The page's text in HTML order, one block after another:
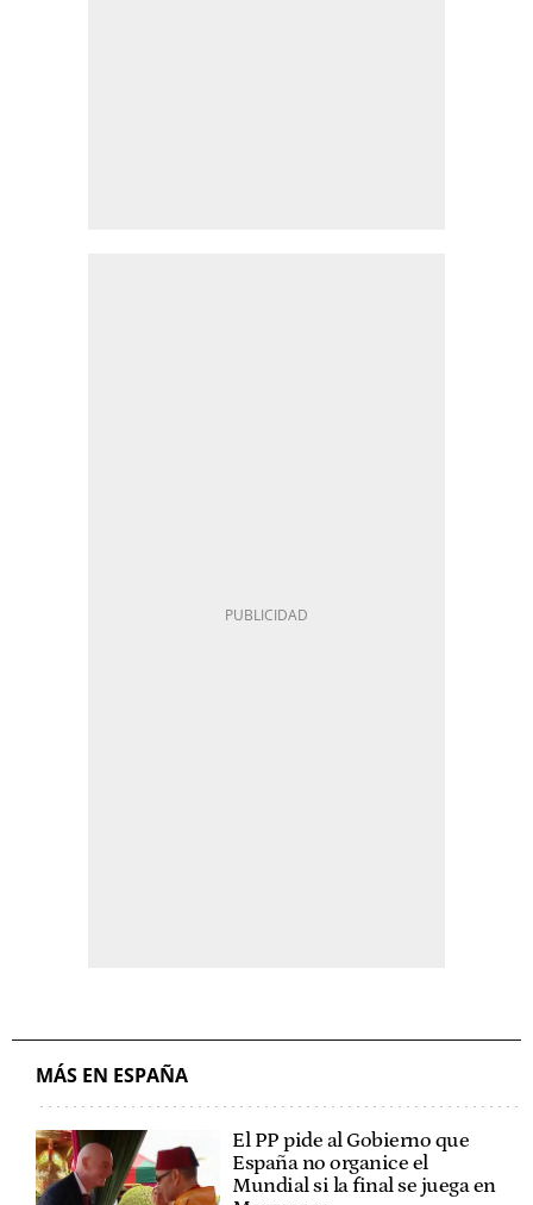
MÁS EN ESPAÑA
El PP pide al Gobierno que
España no organice el
Mundial si la final se juega en